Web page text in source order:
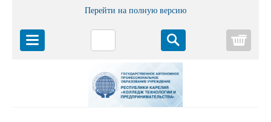
Перейти на полную версию